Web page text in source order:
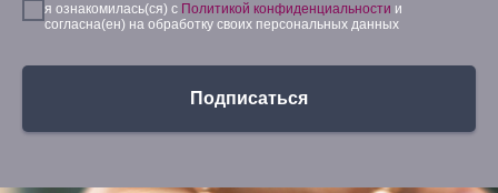
я ознакомилась(ся) с Политикой конфиденциальности и
согласна(ен) на обработку своих персональных данных
Подписаться